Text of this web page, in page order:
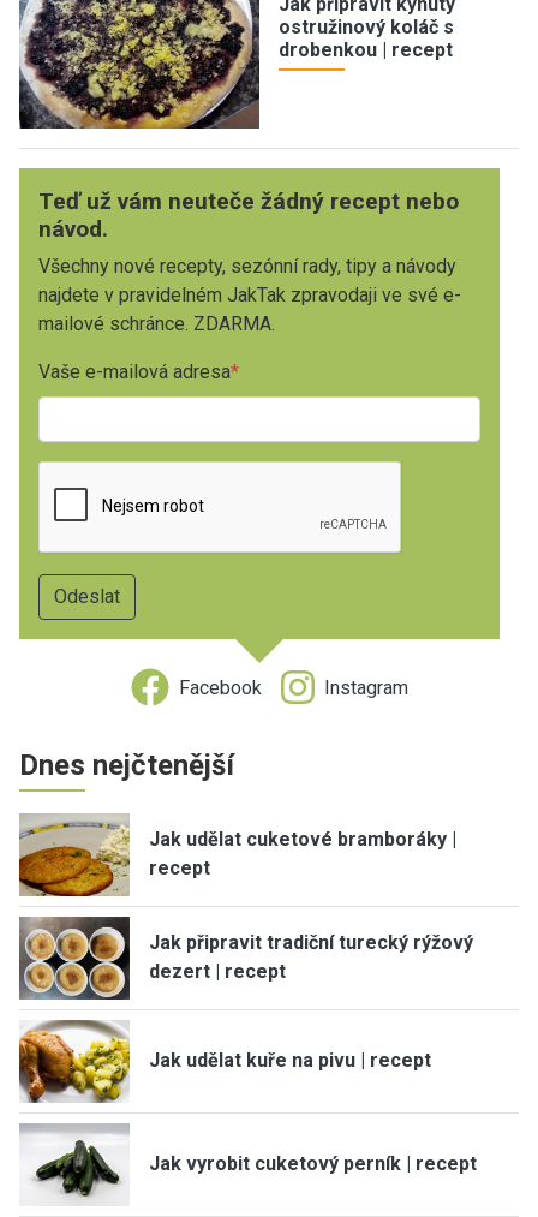
ostružinový koláč s
drobenkou | recept
Teď už vám neuteče žádný recept nebo
návod.
Všechny nové recepty, sezónní rady, tipy a návody
najdete v pravidelném JakTak zpravodaji ve své e-
mailové schránce. ZDARMA.
Vaše e-mailová adresa
Facebook Instagram
Dnes nejčtenější
Jak udělat cuketové bramboráky |
recept
Jak připravit tradiční turecký rýžový
dezert | recept
Jak udělat kuře na pivu | recept
Jak vyrobit cuketový perník | recept